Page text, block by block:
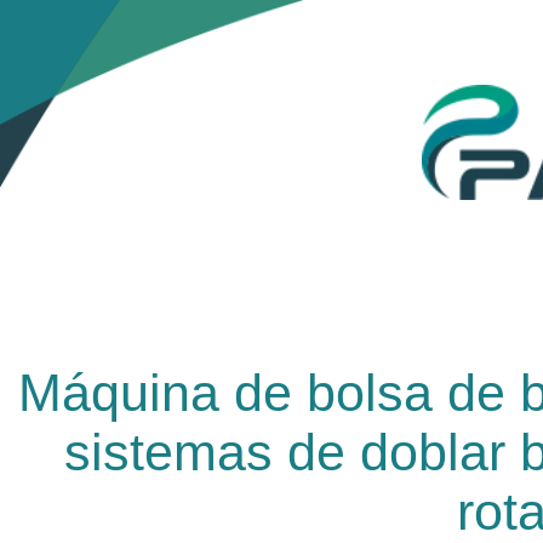
Máquina de bolsa de
sistemas de doblar